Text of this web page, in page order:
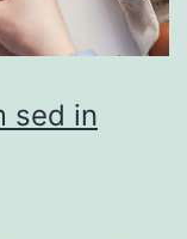
sed in